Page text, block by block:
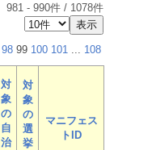
981 - 990件 / 1078件
98 99 100 101 ... 108
対
象
の
自
治
対
象
の
選
挙
マニフェス
トID